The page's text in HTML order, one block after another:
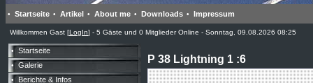
• Startseite • Artikel • About me • Downloads • Impressum
Willkommen Gast [LogIn] - 5 Gäste und 0 Mitglieder Online - Sonntag, 09.08.2026 08:25
• Startseite
• Galerie
• Berichte & Infos
P 38 Lightning 1 :6